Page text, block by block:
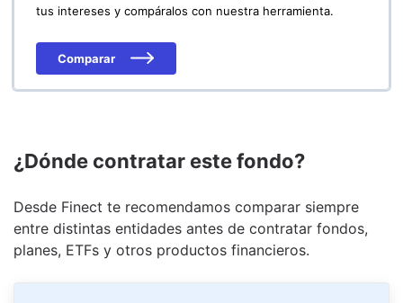
tus intereses y compáralos con nuestra herramienta.
Comparar
¿Dónde contratar este fondo?
Desde Finect te recomendamos comparar siempre
entre distintas entidades antes de contratar fondos,
planes, ETFs y otros productos financieros.